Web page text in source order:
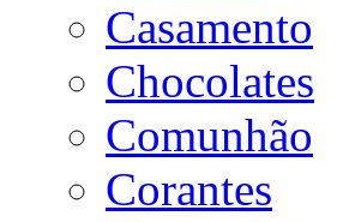
Casamento
Chocolates
Comunhão
Corantes